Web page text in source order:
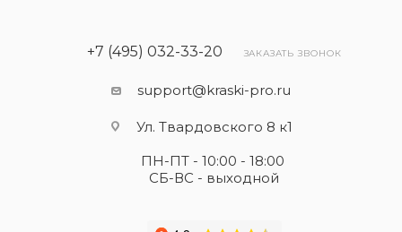
+7 (495) 032-33-20 ЗАКАЗАТЬ ЗВОНОК
support@kraski-pro.ru
Ул. Твардовского 8 к1
ПН-ПТ - 10:00 - 18:00
СБ-ВС - выходной